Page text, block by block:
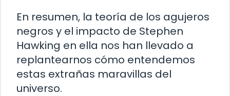
En resumen, la teoría de los agujeros
negros y el impacto de Stephen
Hawking en ella nos han llevado a
replantearnos cómo entendemos
estas extrañas maravillas del
universo.